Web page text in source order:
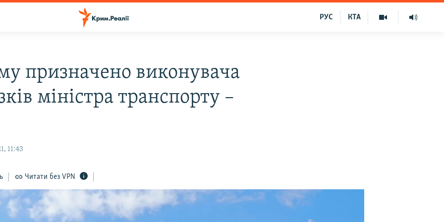
КТА
РУС
призначено виконувача
міністра транспорту –
11:43
Читати без VPN